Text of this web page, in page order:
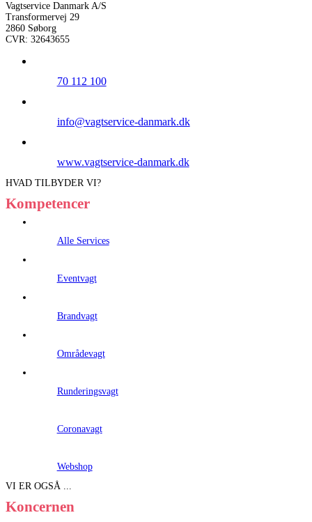
Vagtservice Danmark A/S
Transformervej 29
2860 Søborg
CVR: 32643655
70 112 100
info@vagtservice-danmark.dk
www.vagtservice-danmark.dk
HVAD TILBYDER VI?
Kompetencer
Alle Services
Eventvagt
Brandvagt
Områdevagt
Runderingsvagt
Coronavagt
Webshop
VI ER OGSÅ ...
Koncernen